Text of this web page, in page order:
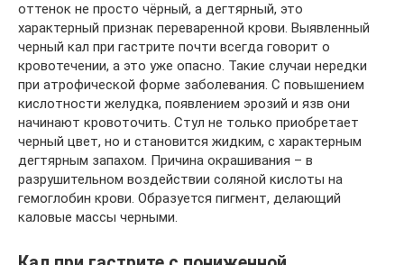
оттенок не просто чёрный, а дегтярный, это
характерный признак переваренной крови. Выявленный
черный кал при гастрите почти всегда говорит о
кровотечении, а это уже опасно. Такие случаи нередки
при атрофической форме заболевания. С повышением
кислотности желудка, появлением эрозий и язв они
начинают кровоточить. Стул не только приобретает
черный цвет, но и становится жидким, с характерным
дегтярным запахом. Причина окрашивания – в
разрушительном воздействии соляной кислоты на
гемоглобин крови. Образуется пигмент, делающий
каловые массы черными.